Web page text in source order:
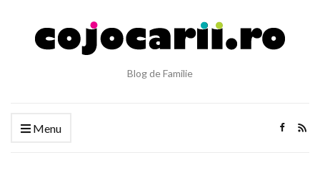
Blog de Familie
Menu